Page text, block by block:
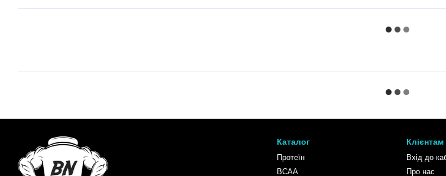
Каталог
Протеїн
BCAA
Клієнтам
Вхід до
Про нас